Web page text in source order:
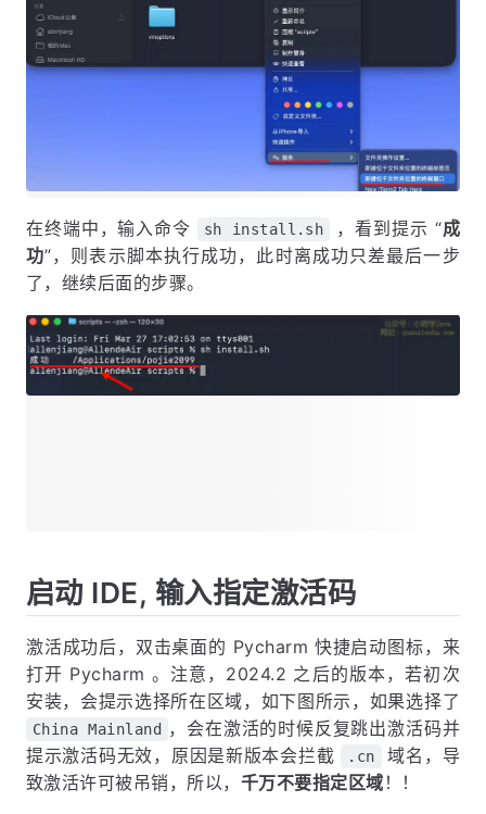
在终端中，输入命令 sh install.sh ，看到提示 “成
功”，则表示脚本执行成功，此时离成功只差最后一步
了，继续后面的步骤。
启动 IDE, 输入指定激活码
激活成功后，双击桌面的 Pycharm 快捷启动图标，来
打开 Pycharm 。注意，2024.2 之后的版本，若初次
安装，会提示选择所在区域，如下图所示，如果选择了
China Mainland
，会在激活的时候反复跳出激活码并
提示激活码无效，原因是新版本会拦截
.cn
域名，导
致激活许可被吊销，所以， 千万不要指定区域 ！！